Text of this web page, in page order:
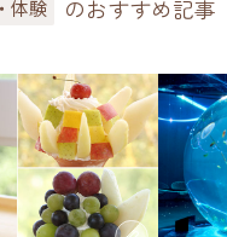
体験 のおすすめ記事